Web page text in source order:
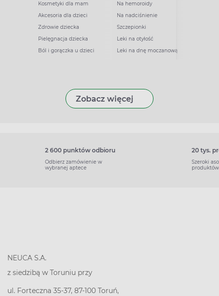
Kosmetyki dla mam
Akcesoria dla dzieci
Zdrowie dziecka
Pielęgnacja dziecka
Ból i gorączka u dzieci
Na hemoroidy
Na nadciśnienie
Szczepionki
Leki na otyłość
Leki na dnę moczanową
Zobacz więcej
2 600 punktów odbioru
Odbierz zamówienie w
wybranej aptece
20 tys.
Szeroki
produktów
NEUCA S.A.
z siedzibą w Toruniu przy
ul. Forteczna 35-37, 87-100 Toruń,